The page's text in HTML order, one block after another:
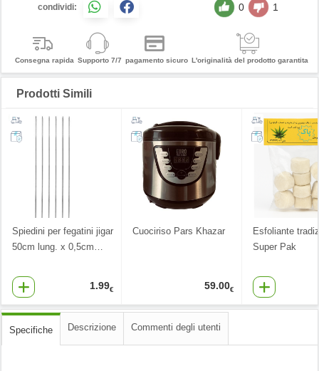
condividi: 0 1
Consegna rapida Supporto 7/7 pagamento sicuro L'originalità del prodotto garantita
Prodotti Simili
Spiedini per fegatini jigar
50cm lung. x 0,5cm…
1.99€
Cuociriso Pars Khazar
59.00€
Esfoliante
Super Pak
Specifiche Descrizione Commenti degli utenti